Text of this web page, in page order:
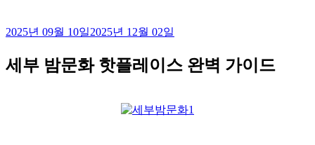
2025년 09월 10일2025년 12월 02일
세부 밤문화 핫플레이스 완벽 가이드